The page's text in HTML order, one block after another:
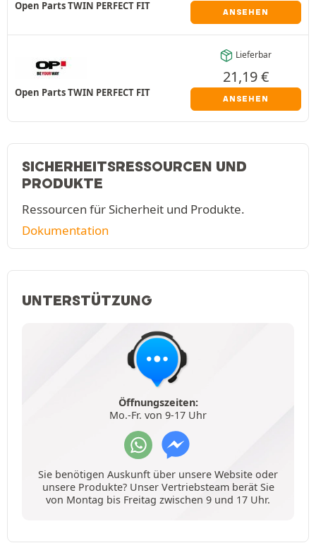
Open Parts TWIN PERFECT FIT
ANSEHEN
Open Parts TWIN PERFECT FIT
Lieferbar
21,19€
ANSEHEN
SICHERHEITSRESSOURCEN UND
PRODUKTE
Ressourcen für Sicherheit und Produkte.
Dokumentation
UNTERSTÜTZUNG
Öffnungszeiten:
Mo.-Fr. von 9-17 Uhr
Sie benötigen Auskunft über unsere Website oder
unsere Produkte? Unser Vertriebsteam berät Sie
von Montag bis Freitag zwischen 9 und 17 Uhr.